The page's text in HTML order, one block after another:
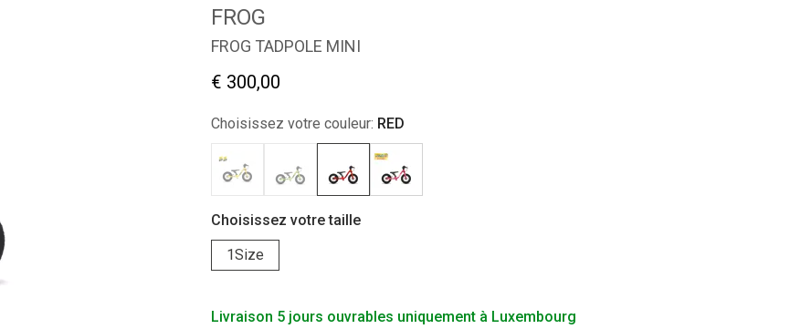
FROG
FROG TADPOLE MINI
€ 300,00
Choisissez votre couleur: RED
Choisissez votre taille
1Size
Livraison 5 jours ouvrables uniquement à Luxembourg